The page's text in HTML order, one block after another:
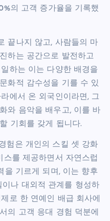
의 고객 증가율을 기록했
끝나지 않고, 사람들의 마
하는 공간으로 발전하고
하는 이는 다양한 배경을
화적 감수성을 기를 수 있
에서 온 외국인이라면, 그
와 음악을 배우고, 이를 바
기회를 갖게 됩니다.
험은 개인의 스킬 셋 강화
를 제공하면서 자연스럽
을 기르게 되며, 이는 향후
나 대외적 관계를 형성하
로 한 연예인 배급 회사에
의 고객 응대 경험 덕분에